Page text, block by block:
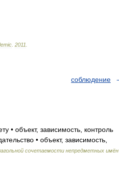
2011
соблюдение
• объект, зависимость, контроль
• объект, зависимость,
сочетаемости непредметных имён